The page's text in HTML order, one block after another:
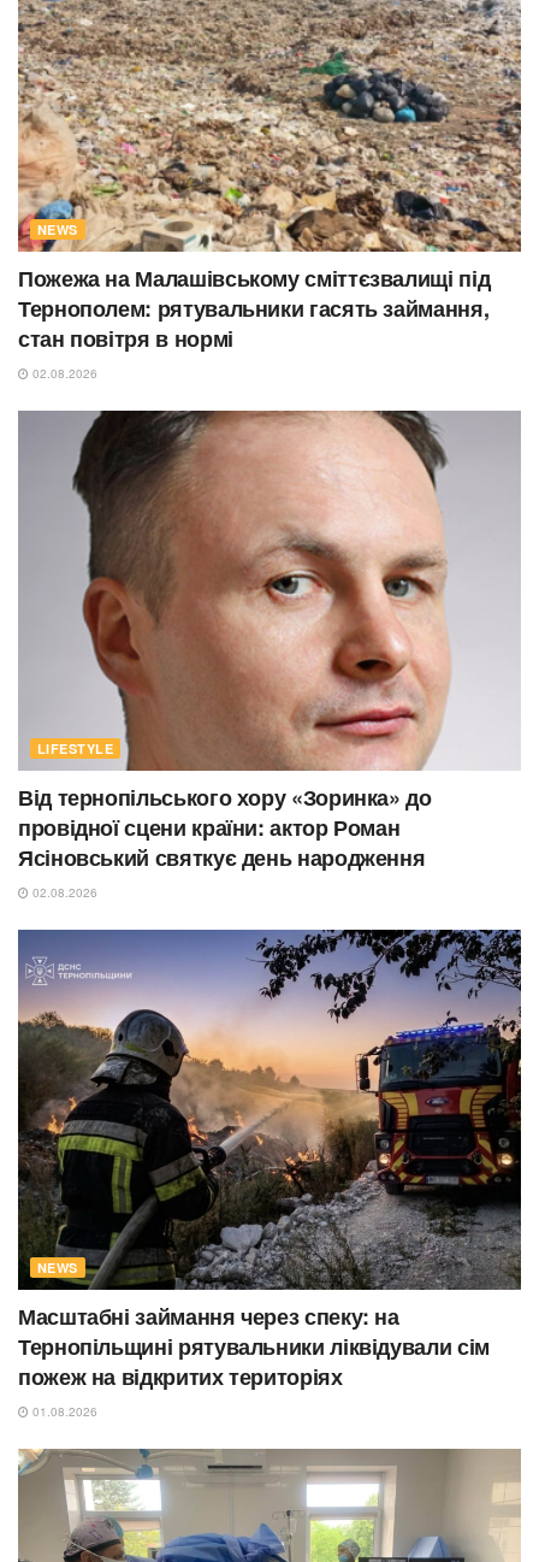
NEWS
Пожежа на Малашівському сміттєзвалищі під
Тернополем: рятувальники гасять займання,
стан повітря в нормі
02.08.2026
LIFESTYLE
Від тернопільського хору «Зоринка» до
провідної сцени країни: актор Роман
Ясіновський святкує день народження
02.08.2026
NEWS
Масштабні займання через спеку: на
Тернопільщині рятувальники ліквідували сім
пожеж на відкритих територіях
01.08.2026